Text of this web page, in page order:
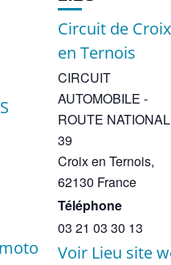
Circuit de Croix
en Ternois
CIRCUIT
AUTOMOBILE -
ROUTE
39
Croix en Ternois,
62130 France
Téléphone
03 21 03 30 13
Voir Lieu site